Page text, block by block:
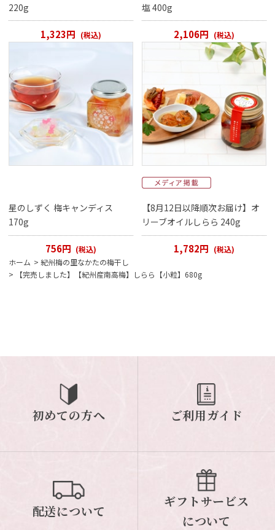
220g
1,323円 (税込)
塩 400g
2,106円 (税込)
星のしずく 梅キャンディス
170g
756円 (税込)
【8月12日以降順次お届け】オ
リーブオイルしらら 240g
1,782円 (税込)
ホーム > 紀州梅の里なかたの梅干し
>
【完売しました】【紀州産南高梅】しらら【小粒】680g
初めての方へ ご利用ガイド
配送について
ギフトサービス
について